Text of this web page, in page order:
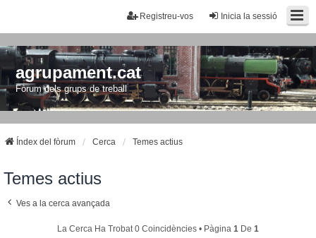
Inicia la sessió
Registreu-vos
agrupament.cat
Fòrum dels grups de treball
Índex del fòrum Cerca Temes actius
Temes actius
Ves a la cerca avançada
La Cerca Ha Trobat 0 Coincidències • Pàgina 1 De 1